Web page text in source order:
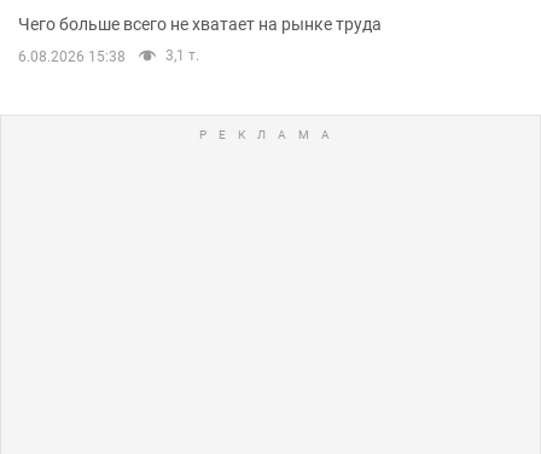
Чего больше всего не хватает на рынке труда
6.08.2026 15:38 3,1 т.